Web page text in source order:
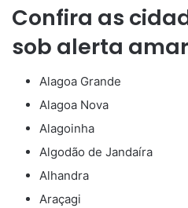
Confira as
sob alerta
Alagoa Grande
Alagoa Nova
Alagoinha
Algodão de Jandaíra
Alhandra
Araçagi